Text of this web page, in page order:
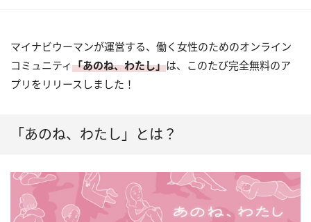
マイナビウーマンが運営する、働く女性のためのオンライン
コミュニティ「あのね、わたし」は、このたび完全無料のア
プリをリリースしました！
「あのね、わたし」とは？